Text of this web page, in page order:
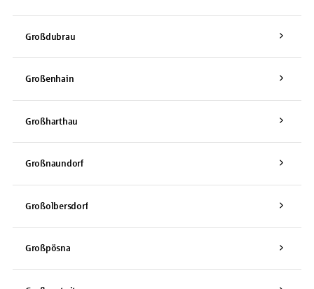
Großdubrau
Großenhain
Großharthau
Großnaundorf
Großolbersdorf
Großpösna